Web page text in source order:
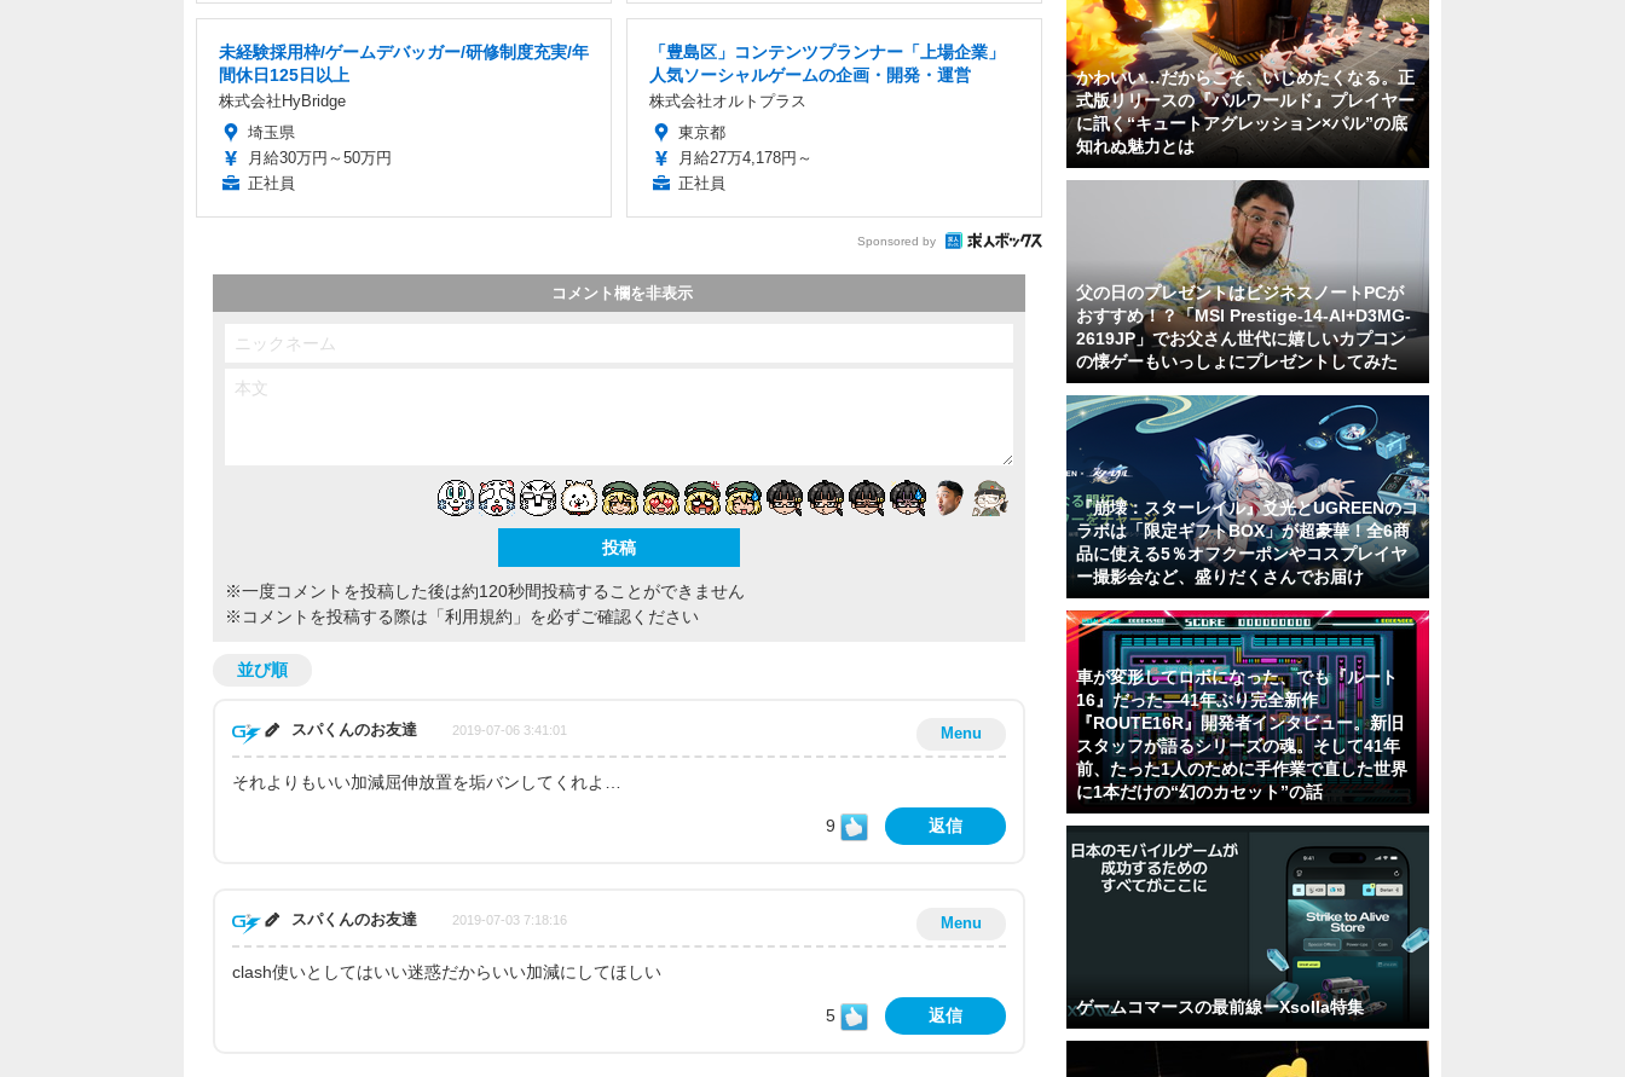
未経験採用枠/ゲームデバッガー/研修制度充実/年
間休日125日以上
株式会社HyBridge
埼玉県
月給30万円～50万円
正社員
「豊島区」コンテンツプランナー「上場企業」
人気ソーシャルゲームの企画・開発・運営
株式会社オルトプラス
東京都
月給27万4,178円～
正社員
Sponsored by
コメント欄を非表示
※一度コメントを投稿した後は約120秒間投稿することができません
※コメントを投稿する際は 「利用規約」 を必ずご確認ください
並び順
Menu
スパくんのお友達 2019-07-06 3:41:01
それよりもいい加減屈伸放置を垢バンしてくれよ…
9 返信
Menu
スパくんのお友達 2019-07-03 7:18:16
clash使いとしてはいい迷惑だからいい加減にしてほしい
5 返信
かわいい…だからこそ、いじめたくなる。正
式版リリースの『パルワールド』プレイヤー
に訊く“キュートアグレッション×パル”の底
知れぬ魅力とは
父の日のプレゼントはビジネスノートPCが
おすすめ！？「MSI Prestige-14-AI+D3MG-
2619JP」でお父さん世代に嬉しいカプコン
の懐ゲーもいっしょにプレゼントしてみた
『崩壊：スターレイル』爻光とUGREENのコ
ラボは「限定ギフトBOX」が超豪華！全6商
品に使える5％オフクーポンやコスプレイヤ
ー撮影会など、盛りだくさんでお届け
車が変形してロボになった、でも『ルート
16』だった―41年ぶり完全新作
『ROUTE16R』開発者インタビュー。新旧
スタッフが語るシリーズの魂。そして41年
前、たった1人のために手作業で直した世界
に1本だけの“幻のカセット”の話
ゲームコマースの最前線ーXsolla特集